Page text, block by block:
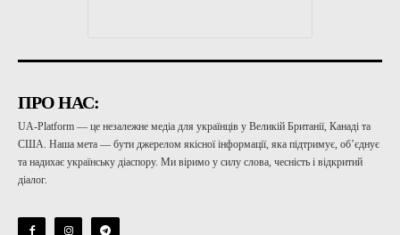
ПРО НАС:
UA-Platform — це незалежне медіа для українців у Великій Британії, Канаді та
США. Наша мета — бути джерелом якісної інформації, яка підтримує, об’єднує
та надихає українську діаспору. Ми віримо у силу слова, чесність і відкритий
діалог.